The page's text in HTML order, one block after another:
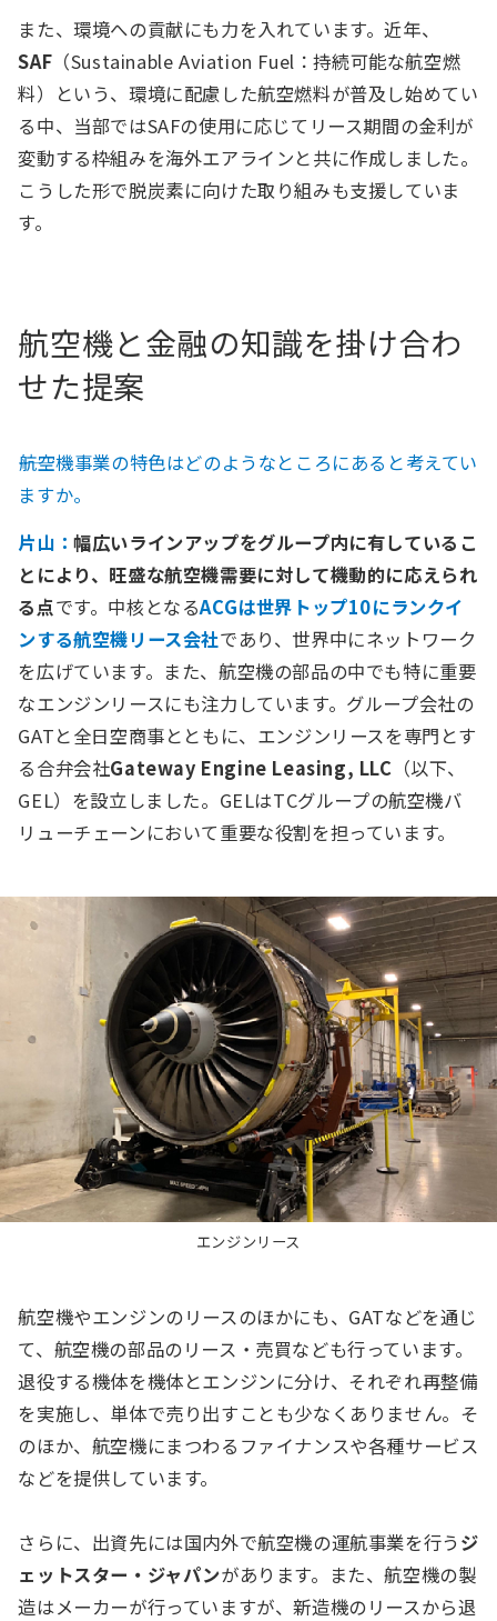
また、環境への貢献にも力を入れています。近年、
SAF （Sustainable Aviation Fuel：持続可能な航空燃
料）という、環境に配慮した航空燃料が普及し始めてい
る中、当部ではSAFの使用に応じてリース期間の金利が
変動する枠組みを海外エアラインと共に作成しました。
こうした形で脱炭素に向けた取り組みも支援していま
す。
航空機と金融の知識を掛け合わ
せた提案
――航空機事業の特色はどのようなところにあると考えてい
ますか。
片山：幅広いラインアップをグループ内に有しているこ
とにより、旺盛な航空機需要に対して機動的に応えられ
る点です。中核となるACGは世界トップ10にランクイ
ンする航空機リース会社であり、世界中にネットワーク
を広げています。また、航空機の部品の中でも特に重要
なエンジンリースにも注力しています。グループ会社の
GATと全日空商事とともに、エンジンリースを専門とす
る合弁会社Gateway Engine Leasing, LLC （以下、
GEL）を設立しました。GELはTCグループの航空機バ
リューチェーンにおいて重要な役割を担っています。
エンジンリース
航空機やエンジンのリースのほかにも、GATなどを通じ
て、航空機の部品のリース・売買なども行っています。
退役する機体を機体とエンジンに分け、それぞれ再整備
を実施し、単体で売り出すことも少なくありません。そ
のほか、航空機にまつわるファイナンスや各種サービス
などを提供しています。
さらに、出資先には国内外で航空機の運航事業を行う ジ
ェットスター・ジャパンがあります。また、航空機の製
造はメーカーが行っていますが、新造機のリースから退